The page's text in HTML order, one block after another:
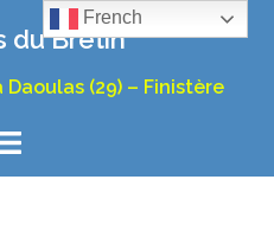
du Bretin
(29) – Finistère
French